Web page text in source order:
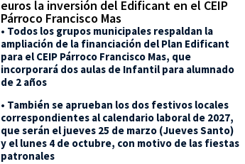
euros la inversión del Edificant en el CEIP
Párroco Francisco Mas
• Todos los grupos municipales respaldan la
ampliación de la financiación del Plan Edificant
para el CEIP Párroco Francisco Mas, que
incorporará dos aulas de Infantil para alumnado
de 2 años
• También se aprueban los dos festivos locales
correspondientes al calendario laboral de 2027,
que serán el jueves 25 de marzo (Jueves Santo)
y el lunes 4 de octubre, con motivo de las fiestas
patronales